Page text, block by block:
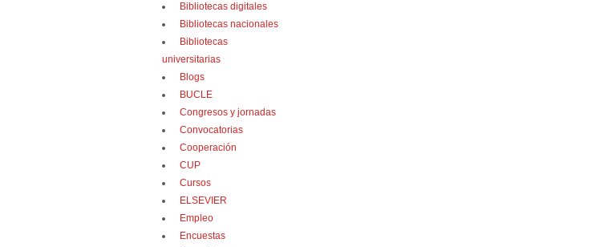
Bibliotecas digitales
Bibliotecas nacionales
Bibliotecas
universitarias
Blogs
BUCLE
Congresos y jornadas
Convocatorias
Cooperación
CUP
Cursos
ELSEVIER
Empleo
Encuestas